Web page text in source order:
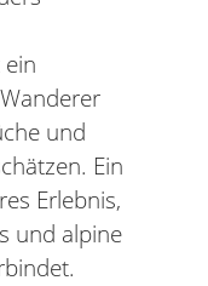
und
Ein
Erlebnis,
und alpine